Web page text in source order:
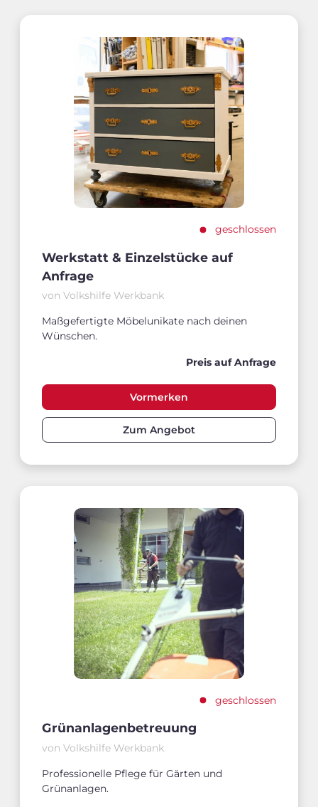
geschlossen
Werkstatt & Einzelstücke auf
Anfrage
von Volkshilfe Werkbank
Maßgefertigte Möbelunikate nach deinen
Wünschen.
Preis auf Anfrage
Vormerken
Zum Angebot
geschlossen
Grünanlagenbetreuung
von Volkshilfe Werkbank
Professionelle Pflege für Gärten und
Grünanlagen.